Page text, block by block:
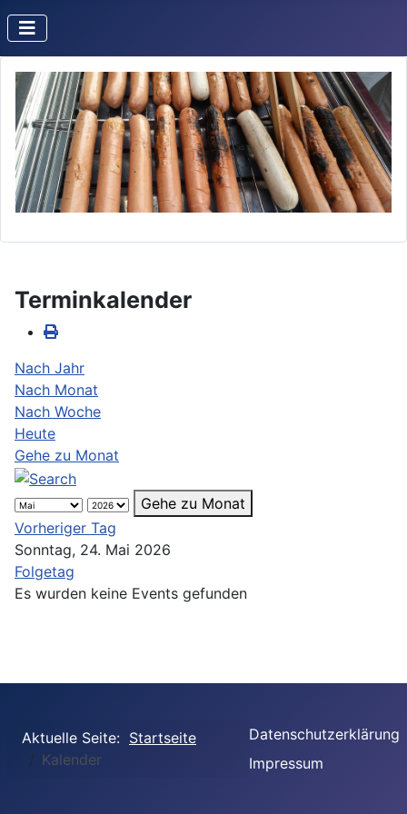
Terminkalender
Nach Jahr
Nach Monat
Nach Woche
Heute
Gehe zu Monat
Gehe zu Monat
Vorheriger Tag
Sonntag, 24. Mai 2026
Folgetag
Es wurden keine Events gefunden
Aktuelle Seite: Startseite
Kalender
Datenschutzerklärung
Impressum